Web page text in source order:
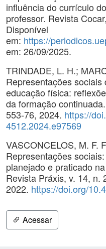
influência do currículo
professor. Revista
Disponível
em: https://
em: 26/09/2025.
TRINDADE, L. H.;
Representações
educação física:
da formação
553-76, 2024. https://
4512.2024.e97569
VASCONCELOS, M. F.
Representações
planejado e praticado
Revista Práxis, v. 14, n.
2022. https://doi.org/
Acessar